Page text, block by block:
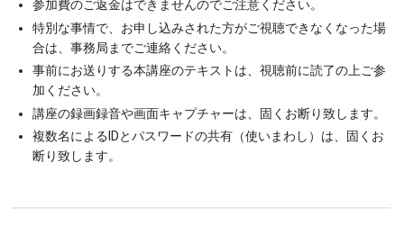
参加費のご返金はできませんのでご注意ください。
特別な事情で、お申し込みされた方がご視聴できなくなった場
合は、事務局までご連絡ください。
事前にお送りする本講座のテキストは、視聴前に読了の上ご参
加ください。
講座の録画録音や画面キャプチャーは、固くお断り致します。
複数名によるIDとパスワードの共有（使いまわし）は、固くお
断り致します。